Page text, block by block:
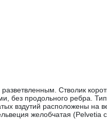
Стволик
без продольного ребра.
вздутий расположены на
желобчатая (Pelvetia